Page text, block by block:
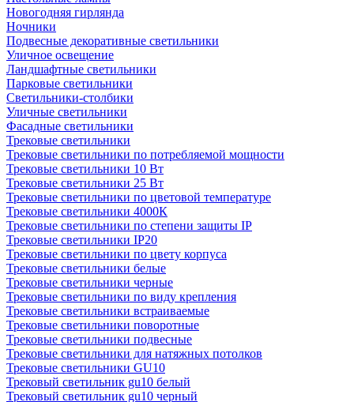
Новогодняя гирлянда
Ночники
Подвесные декоративные светильники
Уличное освещение
Ландшафтные светильники
Парковые светильники
Светильники-столбики
Уличные светильники
Фасадные светильники
Трековые светильники
Трековые светильники по потребляемой мощности
Трековые светильники 10 Вт
Трековые светильники 25 Вт
Трековые светильники по цветовой температуре
Трековые светильники 4000К
Трековые светильники по степени защиты IP
Трековые светильники IP20
Трековые светильники по цвету корпуса
Трековые светильники белые
Трековые светильники черные
Трековые светильники по виду крепления
Трековые светильники встраиваемые
Трековые светильники поворотные
Трековые светильники подвесные
Трековые светильники для натяжных потолков
Трековые светильники GU10
Трековый светильник gu10 белый
Трековый светильник gu10 черный